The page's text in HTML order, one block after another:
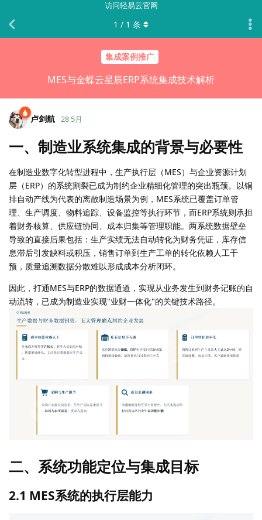
访问轻易云官网
集成案例推广
MES与金蝶云星辰ERP系统集成技术解析
1 / 1 条
卢剑航 28 5月
一、制造业系统集成的背景与必要性
在制造业数字化转型进程中，生产执行层（MES）与企业资源计划
层（ERP）的系统割裂已成为制约企业精细化管理的突出瓶颈。以铜
排自动产线为代表的离散制造场景为例，MES系统已覆盖订单管
理、生产调度、物料追踪、设备监控等执行环节，而ERP系统则承担
着财务核算、供应链协同、成本归集等管理职能。两系统数据壁垒
导致的直接后果包括：生产实绩无法自动转化为财务凭证，库存信
息滞后引发缺料或积压，销售订单到生产工单的转化依赖人工干
预，质量追溯数据分散难以形成成本分析闭环。
因此，打通MES与ERP的数据通道，实现从业务发生到财务记账的自
动流转，已成为制造业实现"业财一体化"的关键技术路径。
二、系统功能定位与集成目标
2.1 MES系统的执行层能力